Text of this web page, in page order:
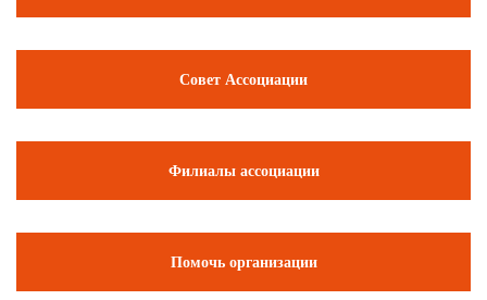
Совет Ассоциации
Филиалы ассоциации
Помочь организации